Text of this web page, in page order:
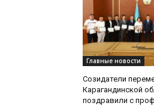
Главные новости
Созидатели
Карагандинской
поздравили с